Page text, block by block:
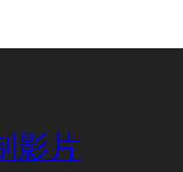
影片